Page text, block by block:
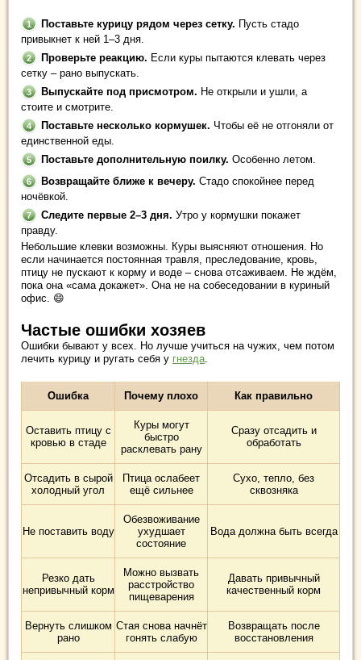
Поставьте курицу рядом через сетку. Пусть стадо
привыкнет к ней 1–3 дня.
Проверьте реакцию. Если куры пытаются клевать через
сетку – рано выпускать.
Выпускайте под присмотром. Не открыли и ушли, а
стоите и смотрите.
Поставьте несколько кормушек. Чтобы её не отгоняли от
единственной еды.
Поставьте дополнительную поилку. Особенно летом.
Возвращайте ближе к вечеру. Стадо спокойнее перед
ночёвкой.
Следите первые 2–3 дня. Утро у кормушки покажет
правду.
Небольшие клевки возможны. Куры выясняют отношения. Но
если начинается постоянная травля, преследование, кровь,
птицу не пускают к корму и воде – снова отсаживаем. Не ждём,
пока она «сама докажет». Она не на собеседовании в куриный
офис. 😄
Частые ошибки хозяев
Ошибки бывают у всех. Но лучше учиться на чужих, чем потом
лечить курицу и ругать себя у гнезда.
Ошибка Почему плохо Как правильно
Оставить птицу с
кровью в стаде
Куры могут
быстро
расклевать рану
Сразу отсадить и
обработать
Отсадить в сырой
холодный угол
Птица ослабеет
ещё сильнее
Сухо, тепло, без
сквозняка
Не поставить воду
Обезвоживание
ухудшает
состояние
Вода должна быть всегда
Резко дать
непривычный корм
Можно вызвать
расстройство
пищеварения
Давать привычный
качественный корм
Вернуть слишком
рано
Стая снова начнёт
гонять слабую
Возвращать после
восстановления